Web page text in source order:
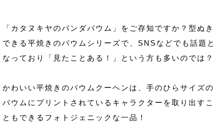
「カタヌキヤのパンダバウム」をご存知ですか？型ぬき
できる平焼きのバウムシリーズで、SNSなどでも話題と
なっており「見たことある！」という方も多いのでは？
かわいい平焼きのバウムクーヘンは、手のひらサイズの
バウムにプリントされているキャラクターを取り出すこ
ともできるフォトジェニックな一品！